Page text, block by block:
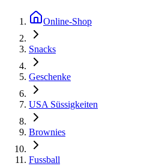
Online-Shop
Snacks
Geschenke
USA Süssigkeiten
Brownies
Fussball